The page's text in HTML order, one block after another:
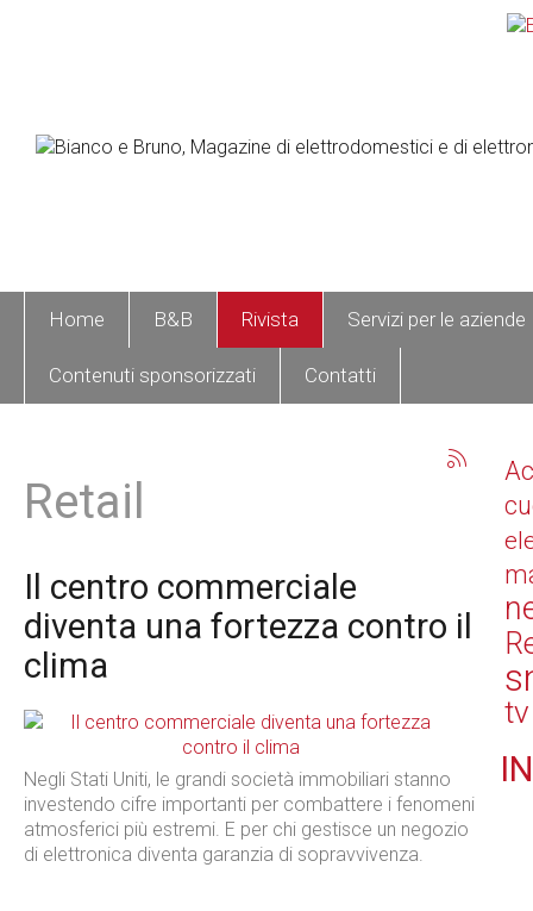
Home B&B Rivista Servizi per le aziende
Contenuti sponsorizzati Contatti
Retail
Il centro commerciale
diventa una fortezza contro il
clima
Negli Stati Uniti, le grandi società immobiliari stanno
investendo cifre importanti per combattere i fenomeni
atmosferici più estremi. E per chi gestisce un negozio
di elettronica diventa garanzia di sopravvivenza.
tv
IN